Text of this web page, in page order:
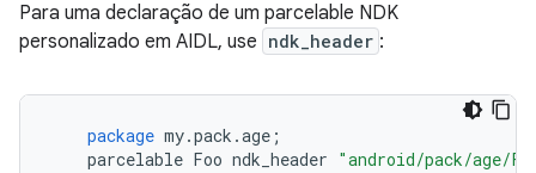
Para uma declaração de um parcelable NDK
personalizado em AIDL, use ndk_header :
package my.pack .age ;
parcelable Foo ndk_header "android/pack/age/